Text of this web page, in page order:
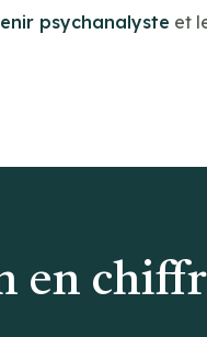
psychanalyste et
en